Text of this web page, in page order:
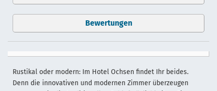
Bewertungen
Rustikal oder modern: Im Hotel Ochsen findet Ihr beides.
Denn die innovativen und modernen Zimmer überzeugen